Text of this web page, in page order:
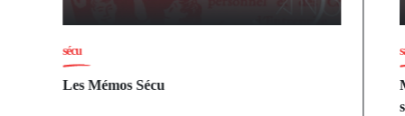
sécu
Les Mémos Sécu